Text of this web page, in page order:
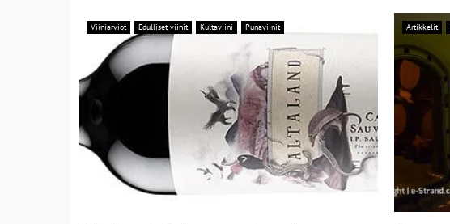
Viiniarviot Edulliset viinit Kultaviini Punaviinit Artikkelit